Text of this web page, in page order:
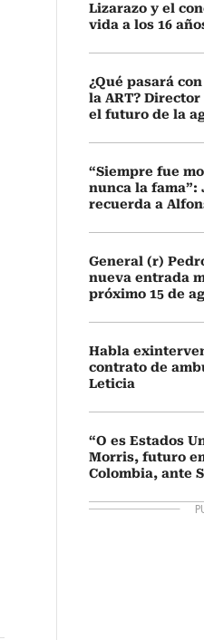
Lizarazo y el
vida a los 16
¿Qué pasará
la ART?
el futuro de la
“Siempre fue
nunca la fama”:
recuerda a
General (r)
nueva entrada
próximo 15 de
Habla
contrato de
Leticia
“O es Estados
Morris, futuro
Colombia, ante